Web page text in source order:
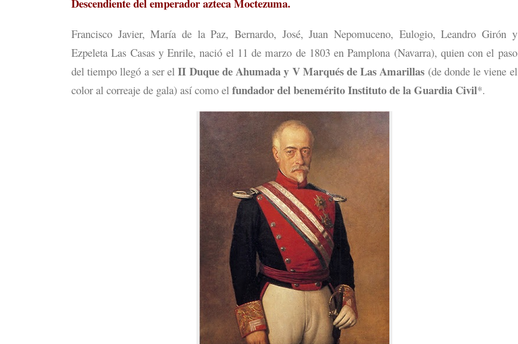
Descendiente del emperador azteca Moctezuma.
Francisco Javier, María de la Paz, Bernardo, José, Juan Nepomuceno, Eulogio, Leandro Girón y
Ezpeleta Las Casas y Enrile, nació el 11 de marzo de 1803 en Pamplona (Navarra), quien con el paso
del tiempo llegó a ser elII Duque de Ahumada y V Marqués de Las Amarillas (de donde le viene el
color al correaje de gala) así como el fundador del benemérito Instituto de la Guardia Civil*.